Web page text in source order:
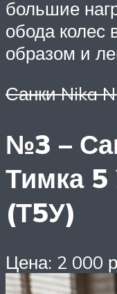
большие
обода
образом и
Санки Nika
№3 –
Тимка 5
(Т5У)
Цена: 2 000